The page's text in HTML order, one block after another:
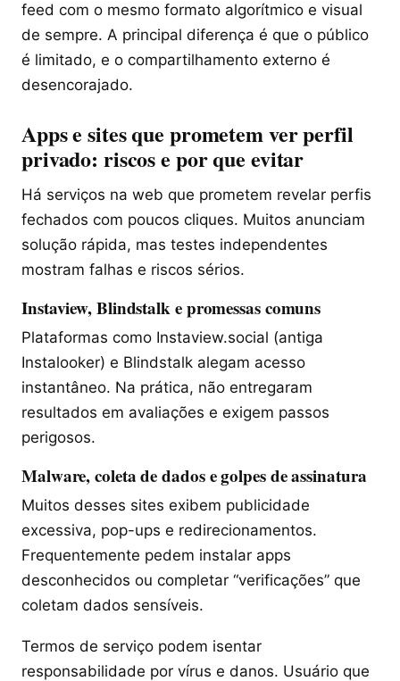
feed com o mesmo formato algorítmico e visual
de sempre. A principal diferença é que o público
é limitado, e o compartilhamento externo é
desencorajado.
Apps e sites que prometem ver perfil
privado: riscos e por que evitar
Há serviços na web que prometem revelar perfis
fechados com poucos cliques. Muitos anunciam
solução rápida, mas testes independentes
mostram falhas e riscos sérios.
Instaview, Blindstalk e promessas comuns
Plataformas como Instaview.social (antiga
Instalooker) e Blindstalk alegam acesso
instantâneo. Na prática, não entregaram
resultados em avaliações e exigem passos
perigosos.
Malware, coleta de dados e golpes de assinatura
Muitos desses sites exibem publicidade
excessiva, pop-ups e redirecionamentos.
Frequentemente pedem instalar apps
desconhecidos ou completar “verificações” que
coletam dados sensíveis.
Termos de serviço podem isentar
responsabilidade por vírus e danos. Usuário que